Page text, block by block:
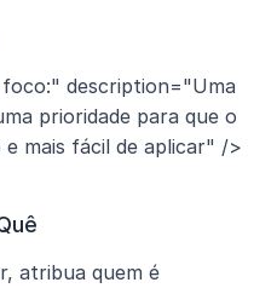
description="Uma
prioridade para que o
mais fácil de aplicar" />
atribua quem é